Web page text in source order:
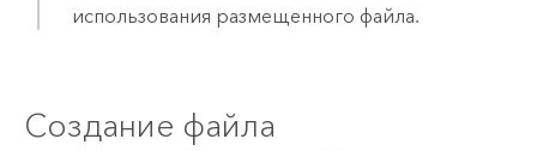
использования размещенного файла.
Создание файла